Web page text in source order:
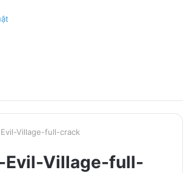
Village-full-crack
Evil-Village-full-